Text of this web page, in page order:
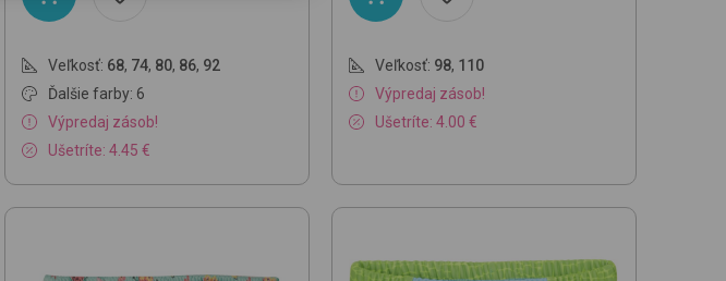
Veľkosť: 68, 74, 80, 86, 92
Ďalšie farby: 6
Výpredaj zásob!
Ušetríte: 4.45 €
Veľkosť: 98, 110
Výpredaj zásob!
Ušetríte: 4.00 €